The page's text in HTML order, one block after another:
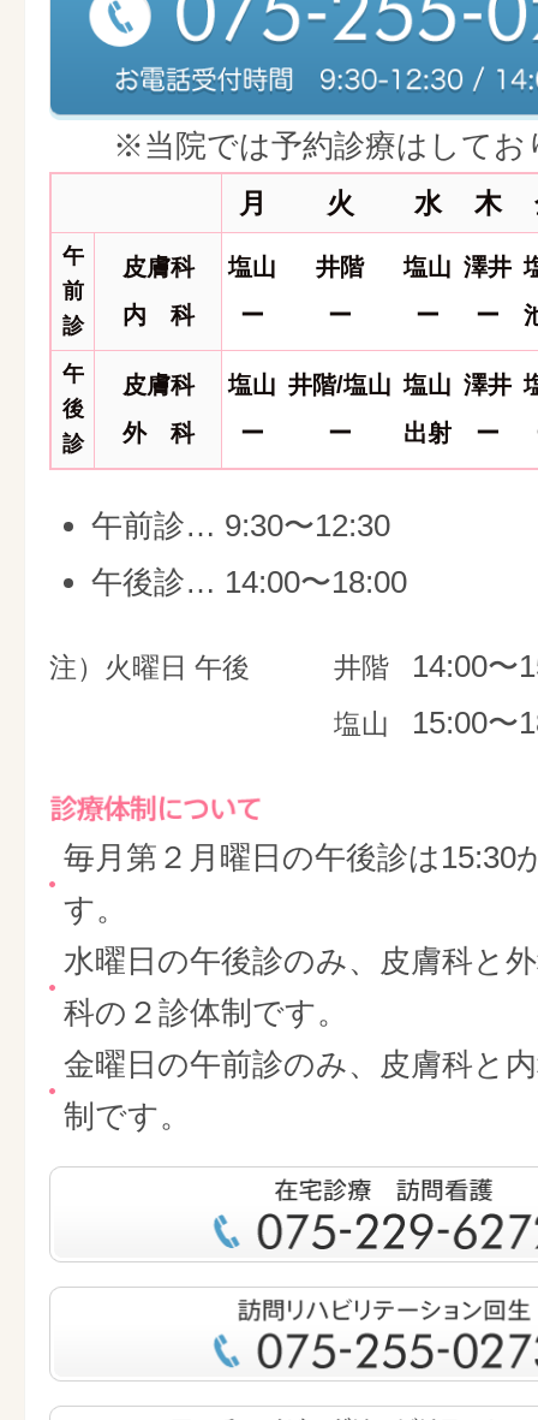
※当院では予約診療はしてお
月 火 水 木
午
前
診
皮膚科
内 科
塩山
ー
井階
ー
塩山
ー
澤井
ー
午
後
診
皮膚科
外 科
塩山
ー
井階/塩山
ー
塩山
出射
澤井
ー
午前診… 9:30〜12:30
午後診… 14:00〜18:00
注）火曜日 午後 井階 14:00〜
塩山 15:00〜
毎月第２月曜日の午後診は15:30
す。
水曜日の午後診のみ、皮膚科と
科の２診体制です。
金曜日の午前診のみ、皮膚科と
制です。